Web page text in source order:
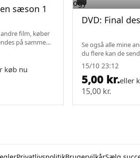
sæson 1
film, køber
på samme
køb nu
DVD: Final
Se også alle mine
du flere kan de
fragt.
15/10 23:12
5,00 kr.eller
15,00 kr.